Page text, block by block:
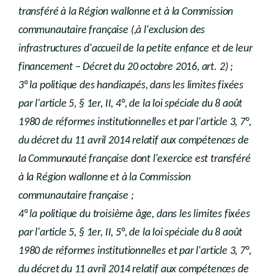
transféré à la Région wallonne et à la Commission
communautaire française (,à l'exclusion des
infrastructures d'accueil de la petite enfance et de leur
financement – Décret du 20 octobre 2016, art. 2) ;
3° la politique des handicapés, dans les limites fixées
par l'article 5, § 1er, II, 4°, de la loi spéciale du 8 août
1980 de réformes institutionnelles et par l'article 3, 7°,
du décret du 11 avril 2014 relatif aux compétences de
la Communauté française dont l'exercice est transféré
à la Région wallonne et à la Commission
communautaire française ;
4° la politique du troisième âge, dans les limites fixées
par l'article 5, § 1er, II, 5°, de la loi spéciale du 8 août
1980 de réformes institutionnelles et par l'article 3, 7°,
du décret du 11 avril 2014 relatif aux compétences de